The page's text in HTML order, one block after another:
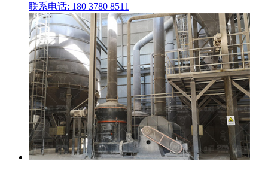
联系电话: 180 3780 8511